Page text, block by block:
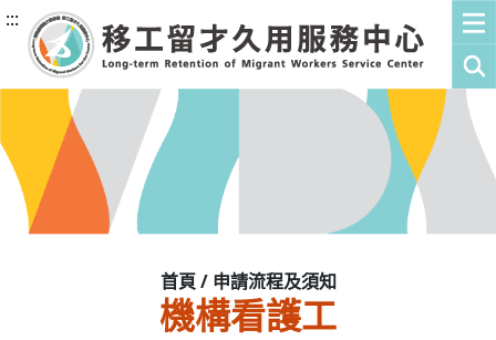
:::
首頁 / 申請流程及須知
機構看護工